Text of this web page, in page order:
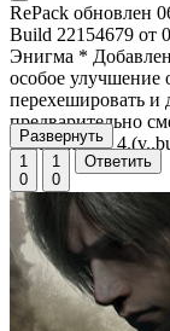
RePack обновлен
Build 22154679 от
Энигма *
особое улучшение
перехешировать и
предварительно
Resident Evil
Развернуть
1
0
1
0
Ответить